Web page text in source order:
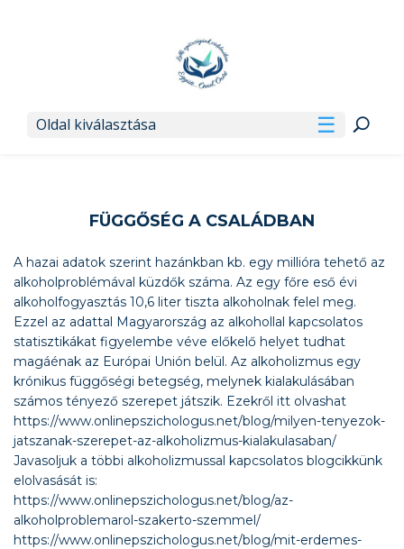
Oldal kiválasztása
FÜGGŐSÉG A CSALÁDBAN
A hazai adatok szerint hazánkban kb. egy millióra tehető az
alkoholproblémával küzdők száma. Az egy főre eső évi
alkoholfogyasztás 10,6 liter tiszta alkoholnak felel meg.
Ezzel az adattal Magyarország az alkohollal kapcsolatos
statisztikákat figyelembe véve előkelő helyet tudhat
magáénak az Európai Unión belül. Az alkoholizmus egy
krónikus függőségi betegség, melynek kialakulásában
számos tényező szerepet játszik. Ezekről itt olvashat
https://www.onlinepszichologus.net/blog/milyen-tenyezok-
jatszanak-szerepet-az-alkoholizmus-kialakulasaban/
Javasoljuk a többi alkoholizmussal kapcsolatos blogcikkünk
elolvasását is:
https://www.onlinepszichologus.net/blog/az-
alkoholproblemarol-szakerto-szemmel/
https://www.onlinepszichologus.net/blog/mit-erdemes-